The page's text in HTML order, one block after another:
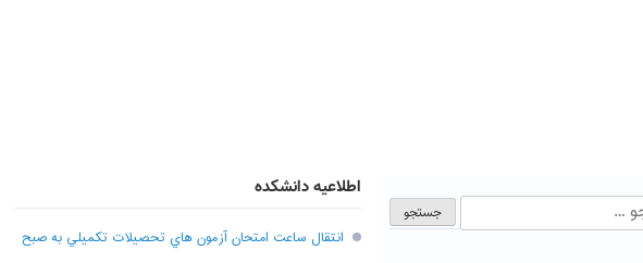
اطلاعیه دانشکده
انتقال ساعت امتحان آزمون هاي تحصيلات تکميلي به صبح